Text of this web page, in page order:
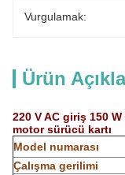
Vurgulamak:
Ürün
220 V AC giriş 150 W
motor sürücü kartı
Model numarası
Çalışma gerilimi